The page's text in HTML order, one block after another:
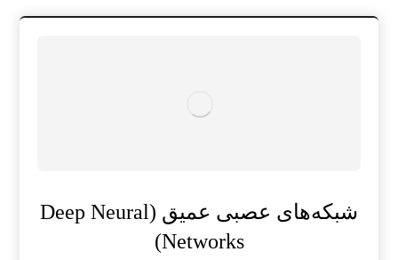
شبکه‌های عصبی عمیق (Deep Neural
Networks)